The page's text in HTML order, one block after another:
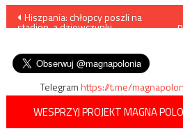
Nawigacja
Hiszpania: chłopcy poszli na
stadion, a dziewczynki
Telegramhttps://t.me/
WESPRZYJ PROJEKT MAGNA